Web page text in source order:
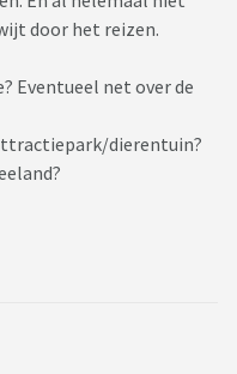
door het reizen.
Eventueel net over de
dierentuin?